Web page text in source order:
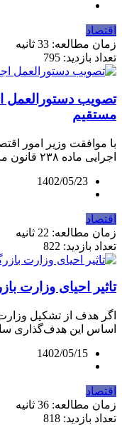
اقتصاد
زمان مطالعه: 33 ثانیه
تعداد بازدید: 795
مستقیم
با موافقت وزیر امور
اجرایی ماده ۲۳۸ قانون مالیات‏های...
1402/05/23
اقتصاد
زمان مطالعه: 22 ثانیه
تعداد بازدید: 822
تاثیر احیای وزارت
اگر هدف از تشکیل وزارت
اساس این هدف‌گذاری
1402/05/15
اقتصاد
زمان مطالعه: 36 ثانیه
تعداد بازدید: 818